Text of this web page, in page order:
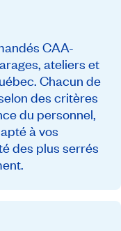
CAA-
ateliers et
Chacun de
des critères
du personnel,
à vos
des plus serrés